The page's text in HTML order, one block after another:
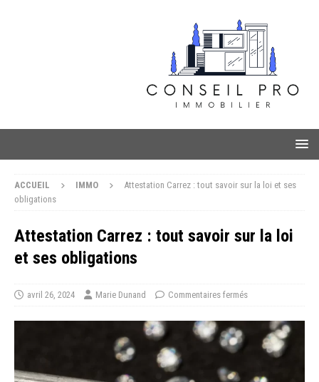
ACCUEIL IMMO
Attestation Carrez : tout savoir sur la loi et ses
obligations
Attestation Carrez : tout savoir sur la loi
et ses obligations
avril 26, 2024 Marie Dunand Commentaires fermés